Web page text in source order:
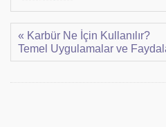
« Karbür Ne İçin Kullanılır?
Temel Uygulamalar ve